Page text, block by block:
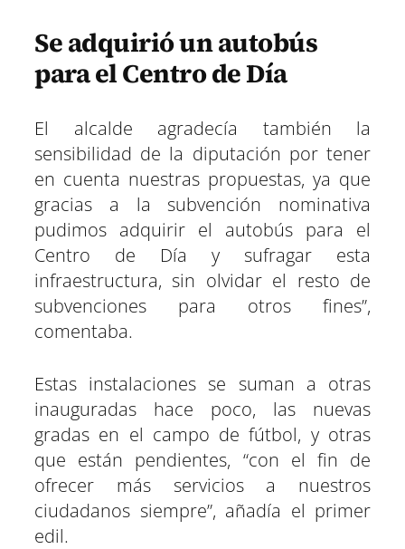
Se adquirió un autobús
para el Centro de Día
El alcalde agradecía también la
sensibilidad de la diputación por tener
en cuenta nuestras propuestas, ya que
gracias a la subvención nominativa
pudimos adquirir el autobús para el
Centro de Día y sufragar esta
infraestructura, sin olvidar el resto de
subvenciones para otros fines”,
comentaba.
Estas instalaciones se suman a otras
inauguradas hace poco, las nuevas
gradas en el campo de fútbol, y otras
que están pendientes, “con el fin de
ofrecer más servicios a nuestros
ciudadanos siempre”, añadía el primer
edil.